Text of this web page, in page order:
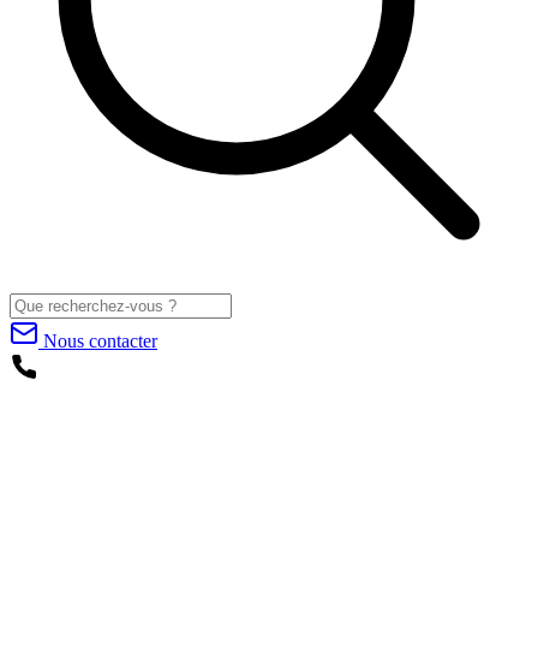
Nous contacter